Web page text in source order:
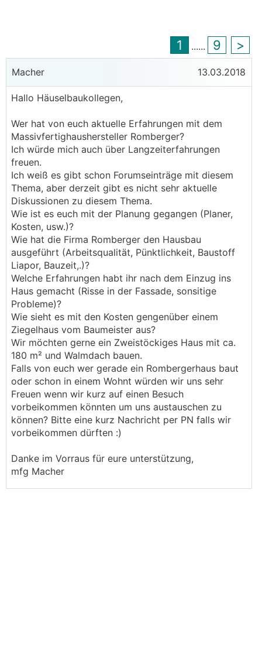
1 ...... 9 >
Macher 13.03.2018
Hallo Häuselbaukollegen,
Wer hat von euch aktuelle Erfahrungen mit dem
Massivfertighaushersteller Romberger?
Ich würde mich auch über Langzeiterfahrungen
freuen.
Ich weiß es gibt schon Forumseinträge mit diesem
Thema, aber derzeit gibt es nicht sehr aktuelle
Diskussionen zu diesem Thema.
Wie ist es euch mit der Planung gegangen (Planer,
Kosten, usw.)?
Wie hat die Firma Romberger den Hausbau
ausgeführt (Arbeitsqualität, Pünktlichkeit, Baustoff
Liapor, Bauzeit,.)?
Welche Erfahrungen habt ihr nach dem Einzug ins
Haus gemacht (Risse in der Fassade, sonsitige
Probleme)?
Wie sieht es mit den Kosten gengenüber einem
Ziegelhaus vom Baumeister aus?
Wir möchten gerne ein Zweistöckiges Haus mit ca.
180 m² und Walmdach bauen.
Falls von euch wer gerade ein Rombergerhaus baut
oder schon in einem Wohnt würden wir uns sehr
Freuen wenn wir kurz auf einen Besuch
vorbeikommen könnten um uns austauschen zu
können? Bitte eine kurz Nachricht per PN falls wir
vorbeikommen dürften :)
Danke im Vorraus für eure unterstützung,
mfg Macher